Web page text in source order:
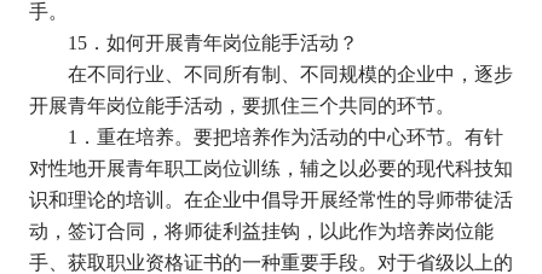
手。
15．如何开展青年岗位能手活动？
在不同行业、不同所有制、不同规模的企业中，逐步
开展青年岗位能手活动，要抓住三个共同的环节。
1 ．重在培养。要把培养作为活动的中心环节。有针
对性地开展青年职工岗位训练，辅之以必要的现代科技知
识和理论的培训。在企业中倡导开展经常性的导师带徒活
动，签订合同，将师徒利益挂钩，以此作为培养岗位能
手、获取职业资格证书的一种重要手段。对于省级以上的